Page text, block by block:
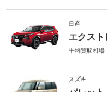
日産
エクスト
平均買取相場
スズキ